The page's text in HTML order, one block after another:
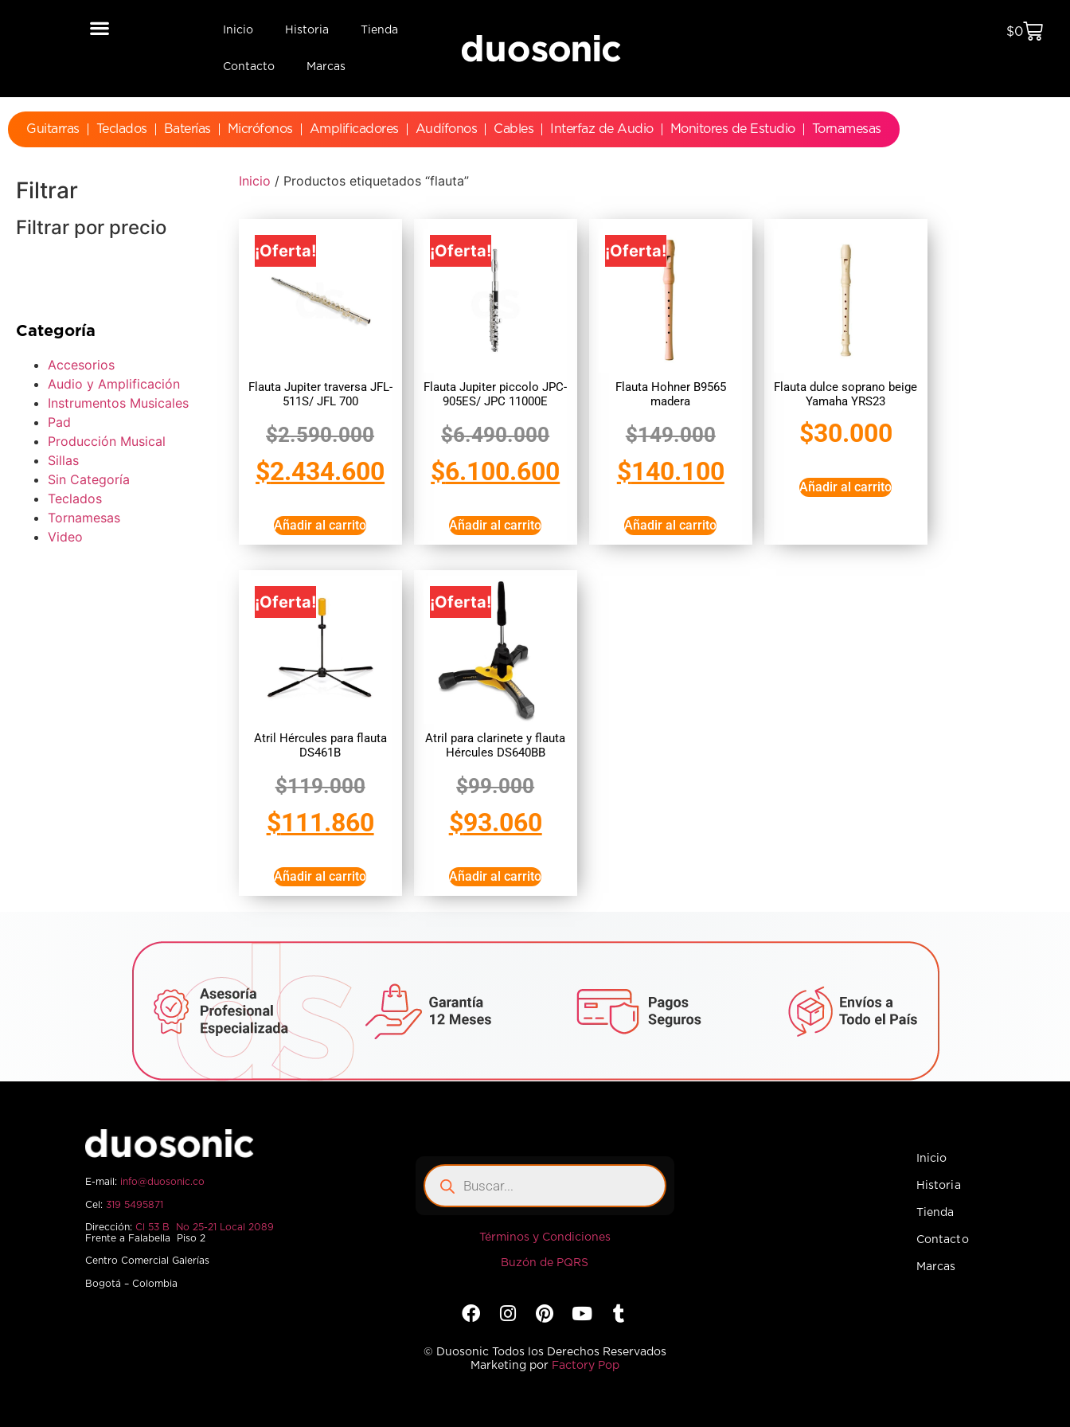
Inicio Historia Tienda
Contacto Marcas
$0
Guitarras Teclados Baterías Micrófonos Amplificadores Audífonos Cables Interfaz de Audio Monitores de Estudio Tornamesas
Filtrar
Filtrar por precio
Categoría
Accesorios
Audio y Amplificación
Instrumentos Musicales
Pad
Producción Musical
Sillas
Sin Categoría
Teclados
Tornamesas
Video
Inicio / Productos etiquetados “flauta”
¡Oferta!
Flauta Jupiter traversa JFL-
511S/ JFL 700
$2.590.000
$2.434.600
Añadir al carrito
¡Oferta!
Flauta Jupiter piccolo JPC-
905ES/ JPC 11000E
$6.490.000
$6.100.600
Añadir al carrito
¡Oferta!
Flauta Hohner B9565
madera
$149.000
$140.100
Añadir al carrito
Flauta dulce soprano beige
Yamaha YRS23
$30.000
Añadir al carrito
¡Oferta!
Atril Hércules para flauta
DS461B
$119.000
$111.860
Añadir al carrito
¡Oferta!
Atril para clarinete y flauta
Hércules DS640BB
$99.000
$93.060
Añadir al carrito
E-mail: info@duosonic.co
Cel: 319 5495871
Dirección: Cl 53 B No 25-21 Local 2089
Frente a Falabella Piso 2
Centro Comercial Galerías
Bogotá – Colombia
Términos y Condiciones
Buzón de PQRS
© Duosonic Todos los Derechos Reservados
Marketing por Factory Pop
Inicio
Historia
Tienda
Contacto
Marcas